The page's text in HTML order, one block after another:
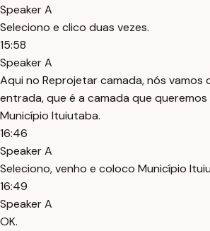
Speaker A
Seleciono e clico duas vezes.
15:58
Speaker A
Aqui no Reprojetar camada, nós vamos
entrada, que é a camada que
Município Ituiutaba.
16:46
Speaker A
Seleciono, venho e coloco Município
16:49
Speaker A
OK.